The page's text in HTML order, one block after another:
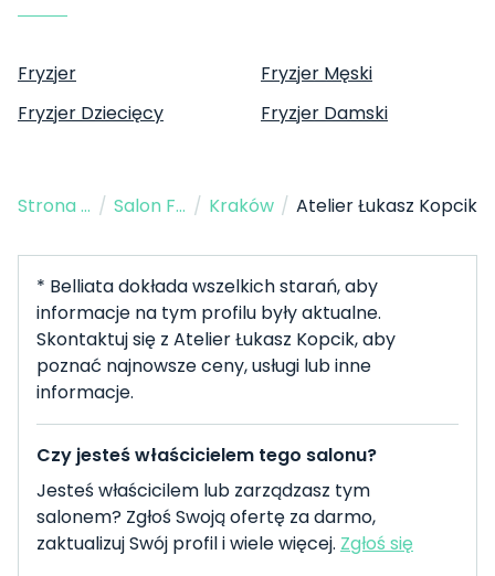
Fryzjer
Fryzjer Męski
Fryzjer Dziecięcy
Fryzjer Damski
Strona Główna / Salon Fryzjerski / Kraków / Atelier Łukasz Kopcik
* Belliata dokłada wszelkich starań, aby
informacje na tym profilu były aktualne.
Skontaktuj się z Atelier Łukasz Kopcik, aby
poznać najnowsze ceny, usługi lub inne
informacje.
Czy jesteś właścicielem tego salonu?
Jesteś właścicilem lub zarządzasz tym
salonem? Zgłoś Swoją ofertę za darmo,
zaktualizuj Swój profil i wiele więcej. Zgłoś się